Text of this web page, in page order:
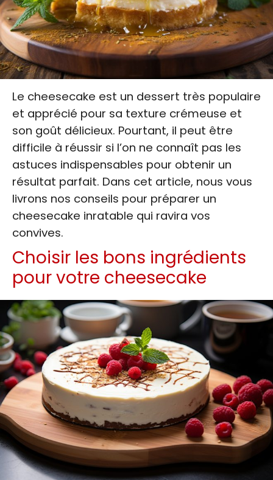
Le cheesecake est un dessert très populaire
et apprécié pour sa texture crémeuse et
son goût délicieux. Pourtant, il peut être
difficile à réussir si l’on ne connaît pas les
astuces indispensables pour obtenir un
résultat parfait. Dans cet article, nous vous
livrons nos conseils pour préparer un
cheesecake inratable qui ravira vos
convives.
Choisir les bons ingrédients
pour votre cheesecake